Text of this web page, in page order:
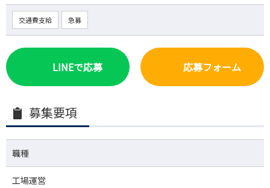
交通費支給 急募
LINEで応募 応募フォーム
募集要項
職種
工場運営